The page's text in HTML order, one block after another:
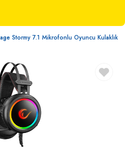
Stormy 7.1 Mikrofonlu Oyuncu Kulaklık